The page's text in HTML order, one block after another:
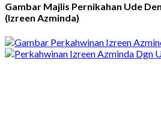
Gambar Majlis Pernikahan Ude
(Izreen Azminda)